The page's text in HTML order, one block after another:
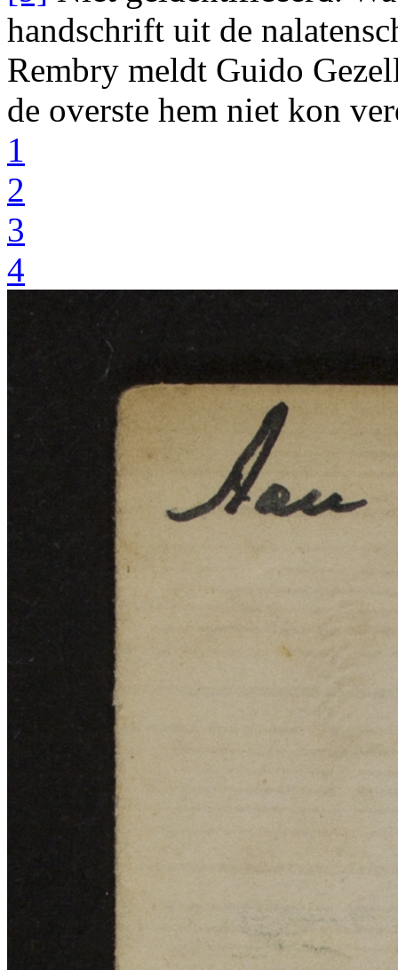
handschrift uit de
Rembry meldt Guido
de overste hem niet kon
1
2
3
4